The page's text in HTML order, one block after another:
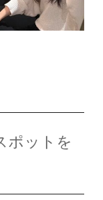
ポットを